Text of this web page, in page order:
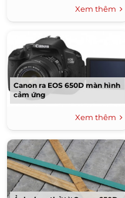
Xem thêm
Canon ra EOS 650D màn hình
cảm ứng
Xem thêm